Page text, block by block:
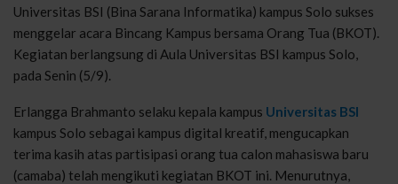
Universitas BSI (Bina Sarana Informatika) kampus Solo sukses
menggelar acara Bincang Kampus bersama Orang Tua (BKOT).
Kegiatan berlangsung di Aula Universitas BSI kampus Solo,
pada Senin (5/9).
Erlangga Brahmanto selaku kepala kampus Universitas BSI
kampus Solo sebagai kampus digital kreatif, mengucapkan
terima kasih atas partisipasi orang tua calon mahasiswa baru
(camaba) telah mengikuti kegiatan BKOT ini. Menurutnya,